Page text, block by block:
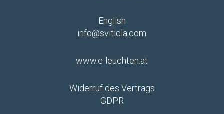
English
info@svitidla.com
www.e-leuchten.at
Widerruf des Vertrags
GDPR